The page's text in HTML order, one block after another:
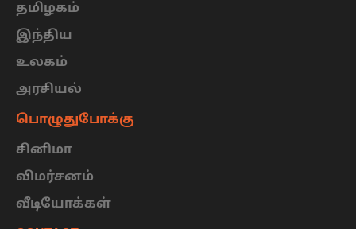
தமிழகம்
இந்திய
உலகம்
அரசியல்
பொழுதுபோக்கு
சினிமா
விமர்சனம்
வீடியோக்கள்